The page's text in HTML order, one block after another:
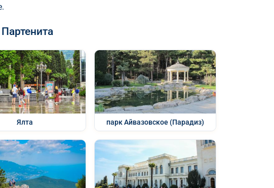
Ялта парк Айвазовское (Парадиз)